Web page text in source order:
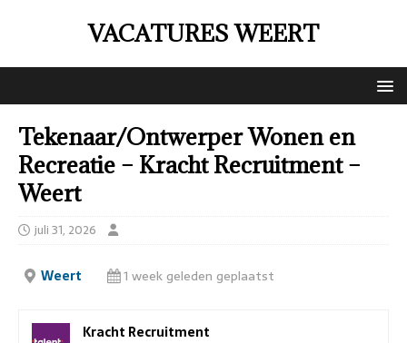
VACATURES WEERT
Tekenaar/Ontwerper Wonen en
Recreatie – Kracht Recruitment –
Weert
juli 31, 2026
Weert 1 week geleden geplaatst
Kracht Recruitment